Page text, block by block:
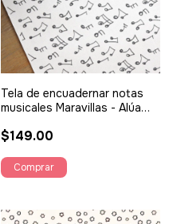
Tela de encuadernar notas
musicales Maravillas - Alúa
$149.00